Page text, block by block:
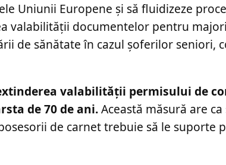
Uniunii Europene și să fluidizeze
valabilității documentelor pentru
de sănătate în cazul șoferilor seniori,
valabilității permisului de
de 70 de ani.Această măsură are
de carnet trebuie să le suporte